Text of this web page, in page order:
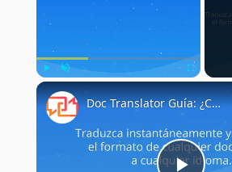
Play Unmute Fullscreen
Doc Translator Guía: ¿Cómo uso el traductor de documentos?